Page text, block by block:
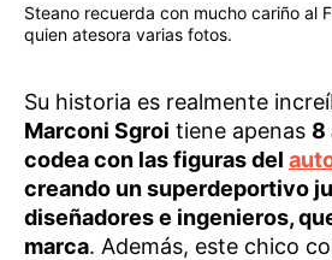
Steano recuerda con mucho cariño al
quien atesora varias fotos.
Su historia es realmente
Marconi Sgroi tiene apenas 8
codea con las figuras del
creando un superdeportivo
diseñadores e ingenieros,
marca. Además, este chico